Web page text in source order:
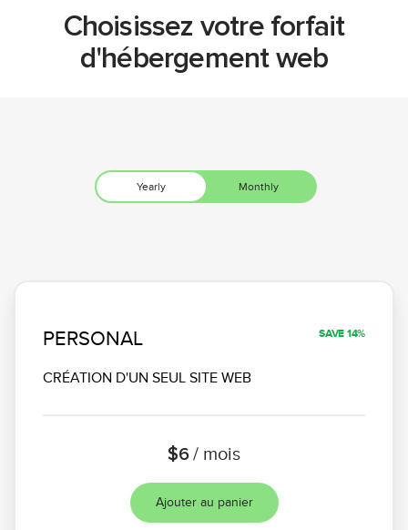
Choisissez votre forfait
d'hébergement web
SAVE 14%
PERSONAL
CRÉATION D'UN SEUL SITE WEB
$6/ mois
Ajouter au panier